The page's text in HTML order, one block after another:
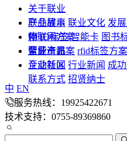
关于联业
联业故事 联业文化 发
伴
产品展示
RFID标签 智能卡 图书
蓝牙产品
物联网方案
智能卡方案 rfid标签方案
企业资讯
企业新闻 行业新闻 成
互动社区
联系方式 招贤纳士
中 EN
服务热线：19925422671
技术支持：0755-89369860